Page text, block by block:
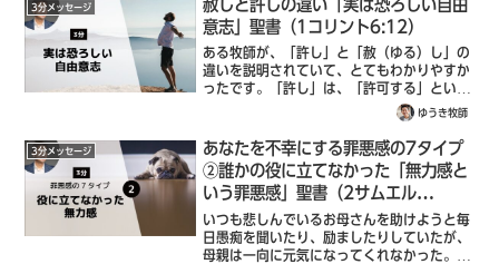
ど...
3分メッセージ
赦しと許しの違い「実は恐ろしい自由
意志」聖書（1コリント6:12）
ある牧師が、「許し」と「赦（ゆる）し」の
違いを説明されていて、とてもわかりやすか
ったです。「許し」は、「許可する」という
ような意味合いがあり、行為や行動の前段階
でのことです。「赦し」は、すでに起こって
しまった出来事や過ちに対して、「恩赦」
を...
ゆうき牧師
3分メッセージ
あなたを不幸にする罪悪感の7タイプ
②誰かの役に立てなかった「無力感と
いう罪悪感」聖書（2サムエル
12:17）
いつも悲しんでいるお母さんを助けようと毎
日愚痴を聞いたり、励ましたりしていたが、
母親は一向に元気になってくれなかった。健